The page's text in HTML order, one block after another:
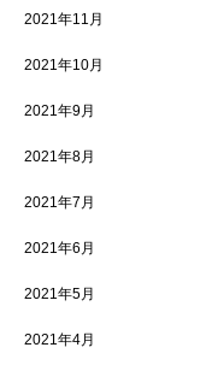
2021年11月
2021年10月
2021年9月
2021年8月
2021年7月
2021年6月
2021年5月
2021年4月